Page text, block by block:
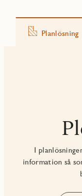
Planlösning
I
information så